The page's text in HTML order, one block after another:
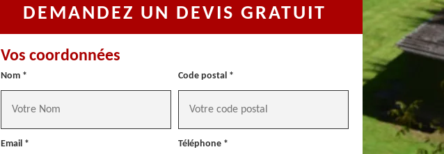
DEMANDEZ UN DEVIS GRATUIT
Vos coordonnées
Nom * Code postal *
Email * Téléphone *